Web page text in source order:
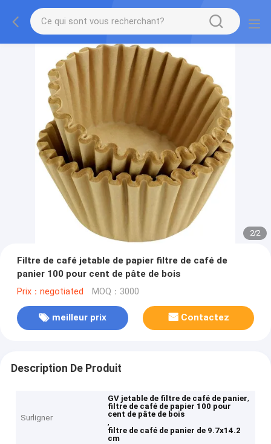
2/2
Filtre de café jetable de papier filtre de café de
panier 100 pour cent de pâte de bois
Prix：negotiated MOQ：3000
meilleur prix Contactez
Description De Produit
Surligner
GV jetable de filtre de café de panier,
filtre de café de papier 100 pour
cent de pâte de bois
,
filtre de café de panier de 9.7x14.2
cm